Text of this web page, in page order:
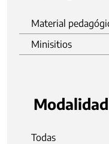
Material
Minisitios
Modalidad
Todas